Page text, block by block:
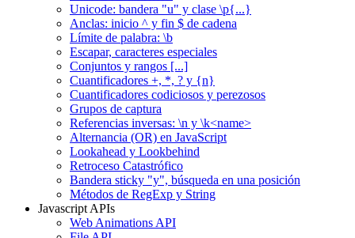
Unicode: bandera "u" y clase \p{...}
Anclas: inicio ^ y fin $ de cadena
Límite de palabra: \b
Escapar, caracteres especiales
Conjuntos y rangos [...]
Cuantificadores +, *, ? y {n}
Cuantificadores codiciosos y perezosos
Grupos de captura
Referencias inversas: \n y \k<name>
Alternancia (OR) en JavaScript
Lookahead y Lookbehind
Retroceso Catastrófico
Bandera sticky "y", búsqueda en una posición
Métodos de RegExp y String
Javascript APIs
Web Animations API